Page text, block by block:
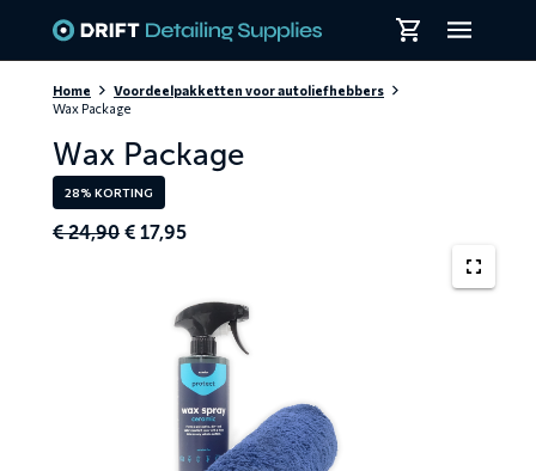
Home
Voordeelpakketten voor autoliefhebbers
Wax Package
Wax Package
28% KORTING
€24,90 Original
€ 24,90.
€ 17,95Current
€ 17,95.